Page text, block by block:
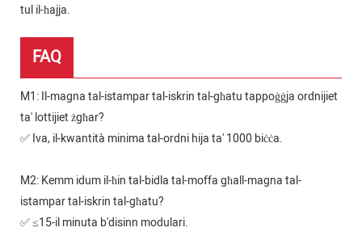
tul il-ħajja.
FAQ
M1: Il-magna tal-istampar tal-iskrin tal-għatu tappoġġja ordnijiet
ta' lottijiet żgħar?
✅ Iva, il-kwantità minima tal-ordni hija ta' 1000 biċċa.
M2: Kemm idum il-ħin tal-bidla tal-moffa għall-magna tal-
istampar tal-iskrin tal-għatu?
✅ ≤15-il minuta b'disinn modulari.